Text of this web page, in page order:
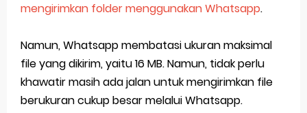
Cara Mengecek Windows Ori
Simpan Profil Ig Dengan Mudah
Aplikasi Togel Android: Solusi Praktis Untuk Pecinta Togel
Siap Video Call, tapi Download Aplikasinya Dulu, Abangku
mengirimkan folder menggunakan Whatsapp.
Namun, Whatsapp membatasi ukuran maksimal
file yang dikirim, yaitu 16 MB. Namun, tidak perlu
khawatir masih ada jalan untuk mengirimkan file
berukuran cukup besar melalui Whatsapp.